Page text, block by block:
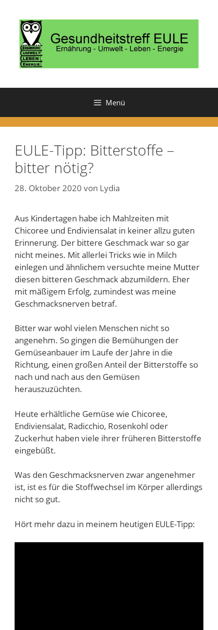
Inhalt
springen
Menü
EULE-Tipp: Bitterstoffe –
bitter nötig?
28. Oktober 2020 von Lydia
Aus Kindertagen habe ich Mahlzeiten mit
Chicoree und Endiviensalat in keiner allzu guten
Erinnerung. Der bittere Geschmack war so gar
nicht meines. Mit allerlei Tricks wie in Milch
einlegen und ähnlichem versuchte meine Mutter
diesen bitteren Geschmack abzumildern. Eher
mit mäßigem Erfolg, zumindest was meine
Geschmacksnerven betraf.
Bitter war wohl vielen Menschen nicht so
angenehm. So gingen die Bemühungen der
Gemüseanbauer im Laufe der Jahre in die
Richtung, einen großen Anteil der Bitterstoffe so
nach und nach aus den Gemüsen
herauszuzüchten.
Heute erhältliche Gemüse wie Chicoree,
Endiviensalat, Radicchio, Rosenkohl oder
Zuckerhut haben viele ihrer früheren Bitterstoffe
eingebüßt.
Was den Geschmacksnerven zwar angenehmer
ist, ist es für die Stoffwechsel im Körper allerdings
nicht so gut.
Hört mehr dazu in meinem heutigen EULE-Tipp: